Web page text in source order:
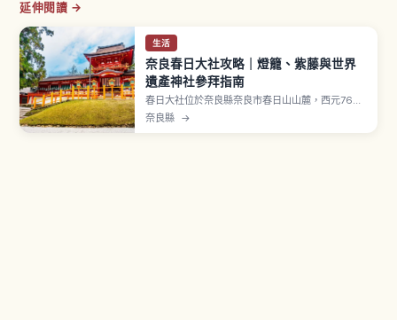
延伸閱讀 →
生活
奈良春日大社攻略｜燈籠、紫藤與世界
遺產神社參拜指南
春日大社位於奈良縣奈良市春日山山麓，西元768
年（神護景雲2年）依稱德天皇敕命造營社殿，登錄
奈良縣 →